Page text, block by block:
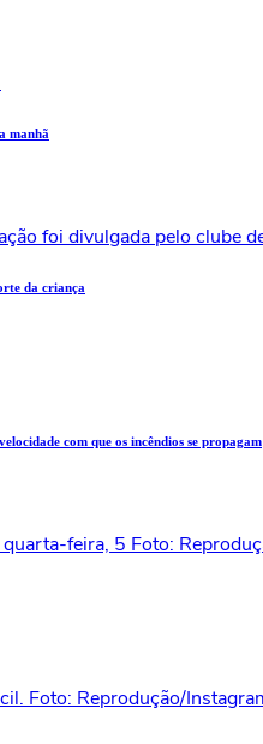
manhã
da criança
com que os incêndios se propagam